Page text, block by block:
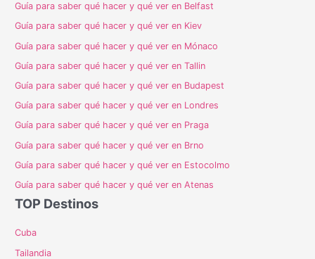
Guía para saber qué hacer y qué ver en Belfast
Guía para saber qué hacer y qué ver en Kiev
Guía para saber qué hacer y qué ver en Mónaco
Guía para saber qué hacer y qué ver en Tallin
Guía para saber qué hacer y qué ver en Budapest
Guía para saber qué hacer y qué ver en Londres
Guía para saber qué hacer y qué ver en Praga
Guía para saber qué hacer y qué ver en Brno
Guía para saber qué hacer y qué ver en Estocolmo
Guía para saber qué hacer y qué ver en Atenas
TOP Destinos
Cuba
Tailandia